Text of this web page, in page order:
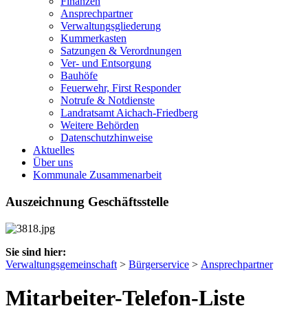
Ansprechpartner
Verwaltungsgliederung
Kummerkasten
Satzungen & Verordnungen
Ver- und Entsorgung
Bauhöfe
Feuerwehr, First Responder
Notrufe & Notdienste
Landratsamt Aichach-Friedberg
Weitere Behörden
Datenschutzhinweise
Aktuelles
Über uns
Kommunale Zusammenarbeit
Auszeichnung Geschäftsstelle
Sie sind hier:
Verwaltungsgemeinschaft > Bürgerservice > Ansprechpartner
Mitarbeiter-Telefon-Liste